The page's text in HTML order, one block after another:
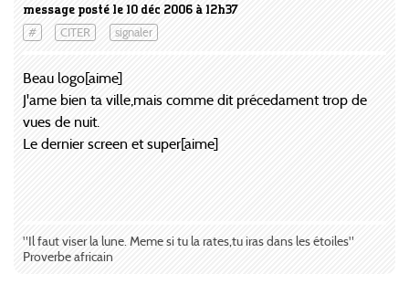
message posté le 10 déc 2006 à 12h37
# CITER signaler
Beau logo[aime]
J'ame bien ta ville,mais comme dit précedament trop de
vues de nuit.
Le dernier screen et super[aime]
"Il faut viser la lune. Meme si tu la rates,tu iras dans les étoiles"
Proverbe africain